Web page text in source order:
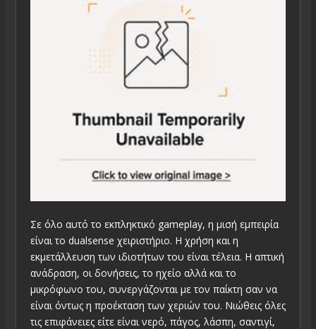
Σε όλο αυτό το εκπληκτικό gameplay, η μισή εμπειρία
είναι το dualsense χειριστήριο. Η χρήση και η
εκμετάλλευση των ιδιοτήτων του είναι τέλεια. Η απτική
ανάδραση, οι δονήσεις, το ηχείο αλλά και το
μικρόφωνο του, συνεργάζονται με τον παίκτη σαν να
είναι όντως η προέκταση των χεριών του. Νιώθεις όλες
τις επιφάνειες είτε είναι νερό, πάγος, λάσπη, σαντιγί,